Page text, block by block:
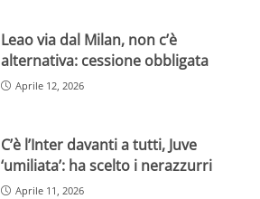
Leao via dal Milan, non c’è
alternativa: cessione obbligata
Aprile 12, 2026
C’è l’Inter davanti a tutti, Juve
‘umiliata’: ha scelto i nerazzurri
Aprile 11, 2026